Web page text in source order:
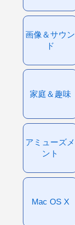
画像＆サウン
ド
家庭＆趣味
アミューズメ
ント
Mac OS X